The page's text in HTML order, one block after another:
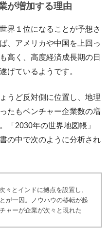
が増加する理由
界１位になることが予想さ
、アメリカや中国を上回っ
高く、高度経済成長期の日
げているようです。
うど反対側に位置し、地理
たもベンチャー企業数の増
「2030年の世界地図帳」
の中で次のように分析され
々とインドに拠点を設置し、
が一因。ノウハウの移転が起
ャーが企業が次々と現れた